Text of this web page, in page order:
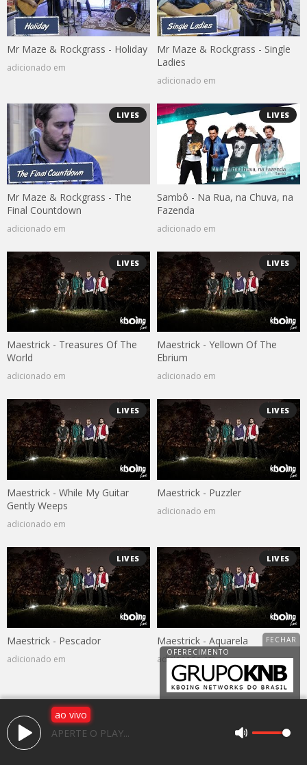
Mr Maze & Rockgrass - Holiday
adicionado em
Mr Maze & Rockgrass - Single
Ladies
adicionado em
LIVES
Mr Maze & Rockgrass - The
Final Countdown
adicionado em
LIVES
Sambô - Na Rua, na Chuva, na
Fazenda
adicionado em
LIVES
Maestrick - Treasures Of The
World
adicionado em
LIVES
Maestrick - Yellown Of The
Ebrium
adicionado em
LIVES
Maestrick - While My Guitar
Gently Weeps
adicionado em
LIVES
Maestrick - Puzzler
adicionado em
LIVES
Maestrick - Pescador
adicionado em
LIVES
Maestrick - Aquarela
adicionado em
Av. 25 de janeiro, 1983, Jardim Caparroz
CEP: 15050-466 - São José do Rio Preto / SP
ao vivo
APERTE O PLAY...